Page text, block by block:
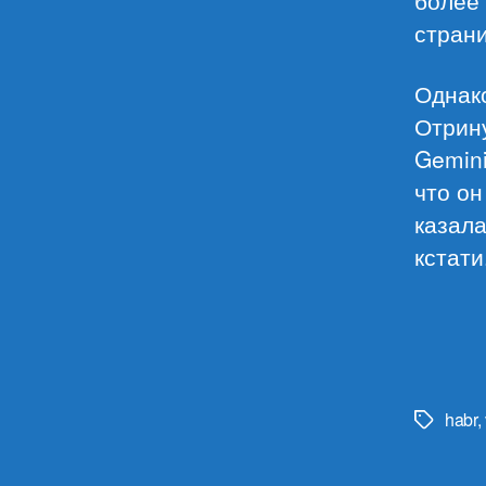
что
Меткиhabr,